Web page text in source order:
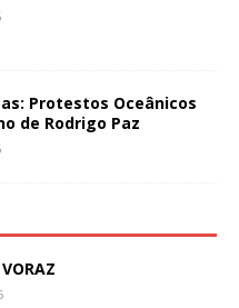
Protestos Oceânicos
de Rodrigo Paz